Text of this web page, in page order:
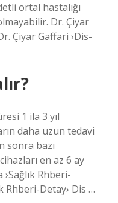
ortal hastalığı
Dr. Çiyar
Çiyar Gaffari ›Dis-
1 ila 3 yıl
daha uzun tedavi
sonra bazı
en az 6 ay
Rhberi-
Rhberi-Detay› Dis …